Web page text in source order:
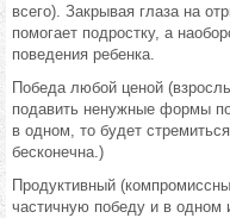
всего). Закрывая глаза на
помогает подростку, а
поведения ребенка.
Победа любой ценой
подавить ненужные формы
в одном, то будет
бесконечна.)
Продуктивный
частичную победу и в одном